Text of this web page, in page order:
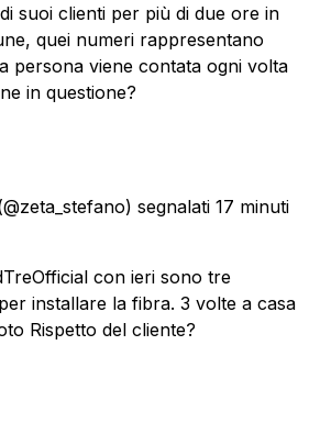
suoi clienti per più di due ore in
quei numeri rappresentano
persona viene contata ogni volta
in questione?
segnalati 17 minuti
con ieri sono tre
installare la fibra. 3 volte a casa
Rispetto del cliente?